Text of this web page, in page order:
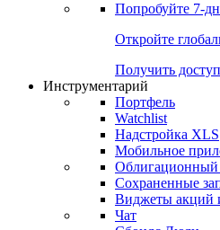
Попробуйте 7-
Откройте
Получить доступ
Инструментарий
Портфель
Watchlist
Надстройка XLS
Мобильное
Облигационный
Сохраненные
Виджеты акций
Чат